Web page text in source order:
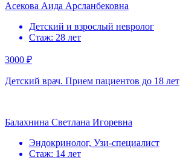
Асекова Аида Арсланбековна
Детский и взрослый невролог
Стаж: 28 лет
3000 ₽
Детский врач. Прием пациентов до 18 лет
Балахнина Светлана Игоревна
Эндокринолог, Узи-специалист
Стаж: 14 лет